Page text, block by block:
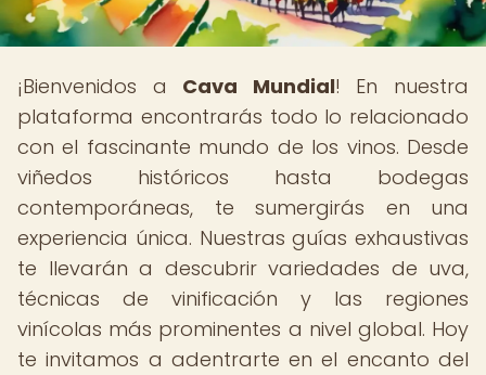
¡Bienvenidos a Cava Mundial! En nuestra
plataforma encontrarás todo lo relacionado
con el fascinante mundo de los vinos. Desde
viñedos históricos hasta bodegas
contemporáneas, te sumergirás en una
experiencia única. Nuestras guías exhaustivas
te llevarán a descubrir variedades de uva,
técnicas de vinificación y las regiones
vinícolas más prominentes a nivel global. Hoy
te invitamos a adentrarte en el encanto del